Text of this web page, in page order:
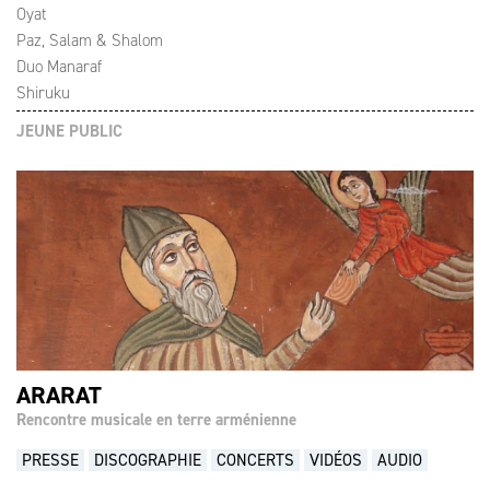
Oyat
Paz, Salam & Shalom
Duo Manaraf
Shiruku
JEUNE PUBLIC
ARARAT
Rencontre musicale en terre arménienne
PRESSE
DISCOGRAPHIE CONCERTS VIDÉOS AUDIO